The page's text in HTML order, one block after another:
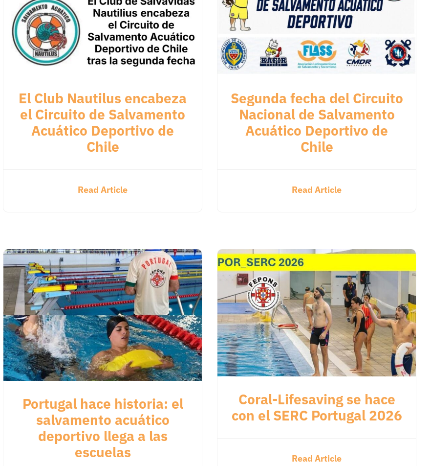
El Club Nautilus encabeza
el Circuito de Salvamento
Acuático Deportivo de
Chile
Read Article
Segunda fecha del Circuito
Nacional de Salvamento
Acuático Deportivo de
Chile
Read Article
Portugal hace historia: el
salvamento acuático
deportivo llega a las
escuelas
Coral-Lifesaving se hace
con el SERC Portugal 2026
Read Article